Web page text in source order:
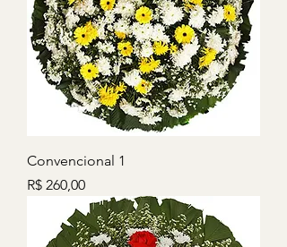
Convencional 1
Preço
R$ 260,00